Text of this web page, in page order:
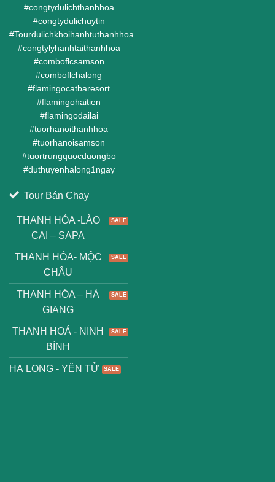
#congtydulichthanhhoa
#congtydulichuytin
#Tourdulichkhoihanhtuthanhhoa
#congtylyhanhtaithanhhoa
#comboflcsamson
#comboflchalong
#flamingocatbaresort
#flamingohaitien
#flamingodailai
#tuorhanoithanhhoa
#tuorhanoisamson
#tuortrungquocduongbo
#duthuyenhalong1ngay
Tour Bán Chạy
THANH HÓA -LÀO
CAI – SAPA
THANH HÓA- MỘC
CHÂU
THANH HÓA – HÀ
GIANG
THANH HOÁ - NINH
BÌNH
HẠ LONG - YÊN TỬ